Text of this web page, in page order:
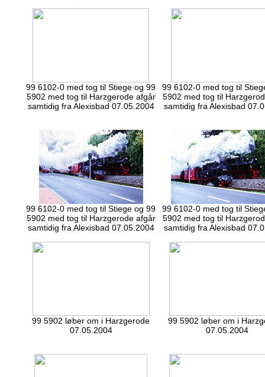
99 6102-0 med tog til Stiege og 99
5902 med tog til Harzgerode afgår
samtidig fra Alexisbad 07.05.2004
99 6102-0 med tog til
5902 med tog til
samtidig fra Alexisbad
99 6102-0 med tog til Stiege og 99
5902 med tog til Harzgerode afgår
samtidig fra Alexisbad 07.05.2004
99 6102-0 med tog til
5902 med tog til
samtidig fra Alexisbad
99 5902 løber om i Harzgerode
07.05.2004
99 5902 løber om i
07.05.2004